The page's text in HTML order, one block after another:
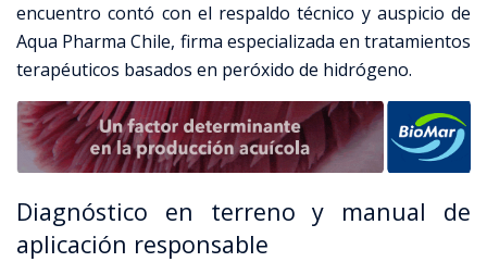
encuentro contó con el respaldo técnico y auspicio de
Aqua Pharma Chile, firma especializada en tratamientos
terapéuticos basados en peróxido de hidrógeno.
Diagnóstico en terreno y manual de
aplicación responsable